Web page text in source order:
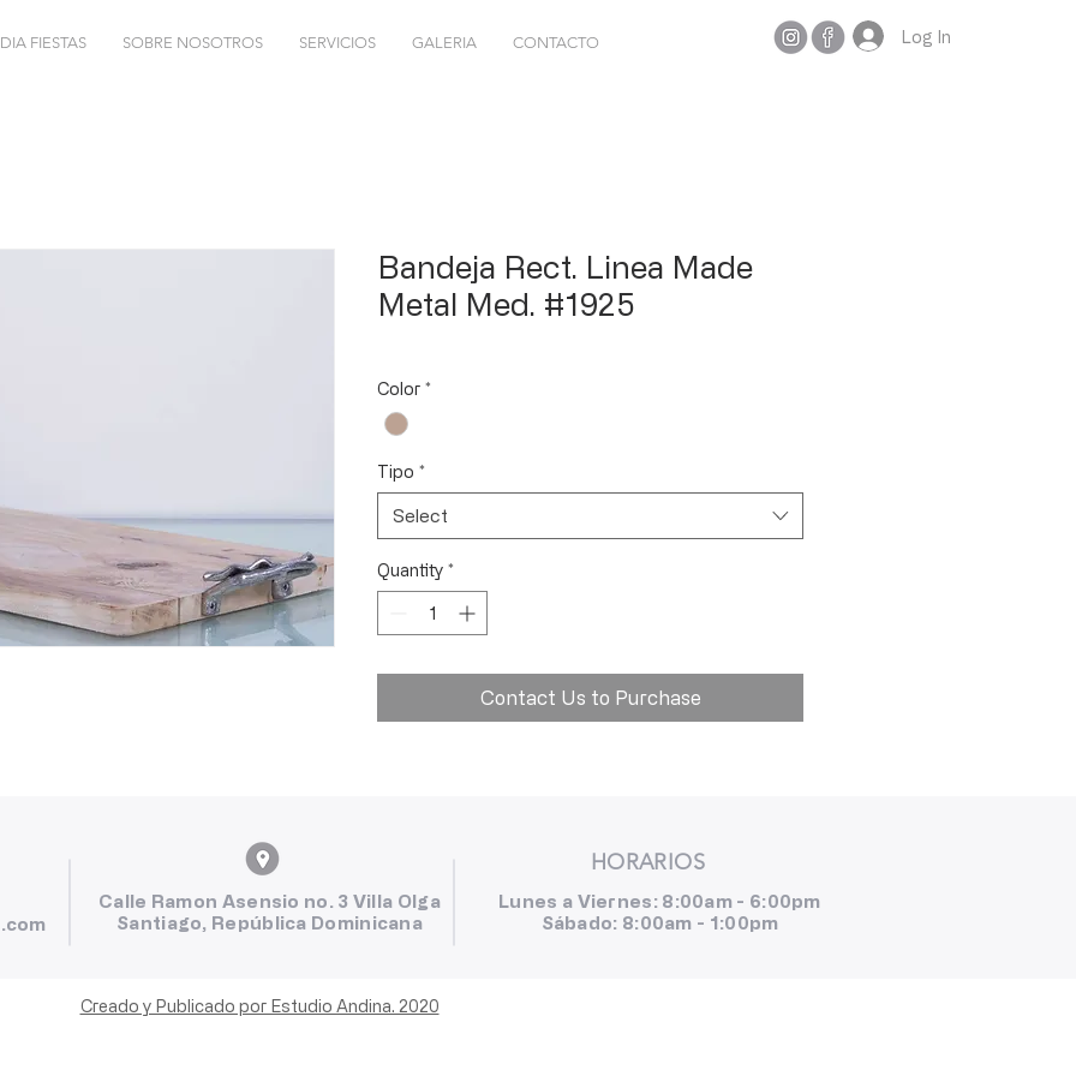
FIESTAS SOBRE NOSOTROS SERVICIOS GALERIA CONTACTO Log In
Bandeja Rect. Linea Made
Metal Med. #1925
Color *
Tipo *
Select
Quantity *
Contact Us to Purchase
HORARIOS
Calle Ramon Asensio no. 3 Villa Olga
Santiago, República Dominicana
Lunes a Viernes: 8:00am - 6:00pm
Sábado: 8:00am - 1:00pm
Creado y Publicado por Estudio Andina. 2020